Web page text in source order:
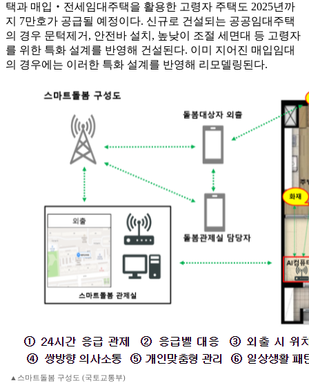
택과 매입‧전세임대주택을 활용한 고령자 주택도 2025년까
지 7만호가 공급될 예정이다. 신규로 건설되는 공공임대주택
의 경우 문턱제거, 안전바 설치, 높낮이 조절 세면대 등 고령자
를 위한 특화 설계를 반영해 건설된다. 이미 지어진 매입임대
의 경우에는 이러한 특화 설계를 반영해 리모델링된다.
▲스마트돌봄 구성도 (국토교통부)